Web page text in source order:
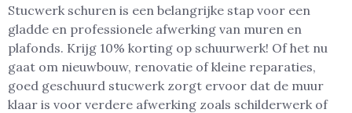
Stucwerk schuren is een belangrijke stap voor een
gladde en professionele afwerking van muren en
plafonds. Krijg 10% korting op schuurwerk! Of het nu
gaat om nieuwbouw, renovatie of kleine reparaties,
goed geschuurd stucwerk zorgt ervoor dat de muur
klaar is voor verdere afwerking zoals schilderwerk of